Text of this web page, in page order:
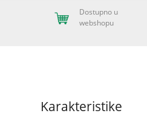
Dostupno u
webshopu
Karakteristike